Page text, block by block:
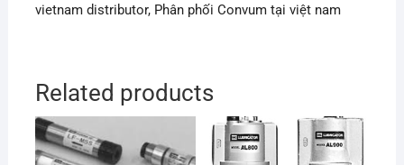
vietnam distributor, Phân phối Convum tại việt nam
Related products